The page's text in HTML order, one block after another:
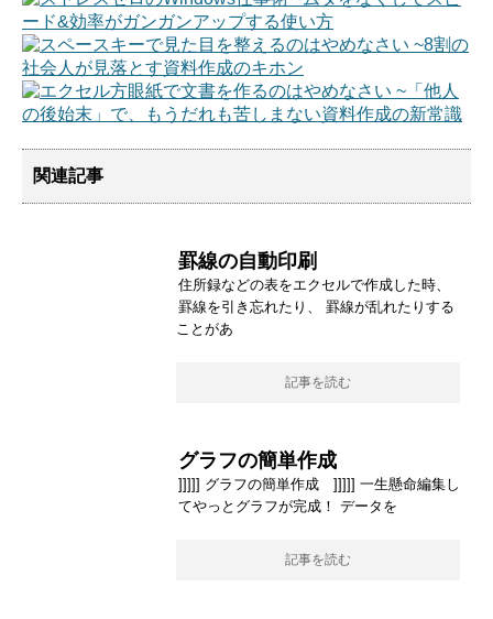
関連記事
罫線の自動印刷
住所録などの表をエクセルで作成した時、
罫線を引き忘れたり、 罫線が乱れたりする
ことがあ
記事を読む
グラフの簡単作成
]]]]] グラフの簡単作成 ]]]]] 一生懸命編集し
てやっとグラフが完成！ データを
記事を読む